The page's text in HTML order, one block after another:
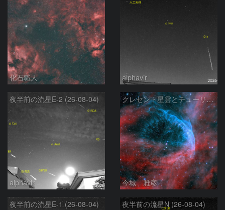
化石職人 alphavir
夜半前の流星E-2 (26-08-04)
alphavir
クレセント星雲とチューリップ星雲の真ん中あたりにある星雲 NGC6883 ???
今城 雅彦
夜半前の流星E-1 (26-08-04) 夜半前の流星N (26-08-04)